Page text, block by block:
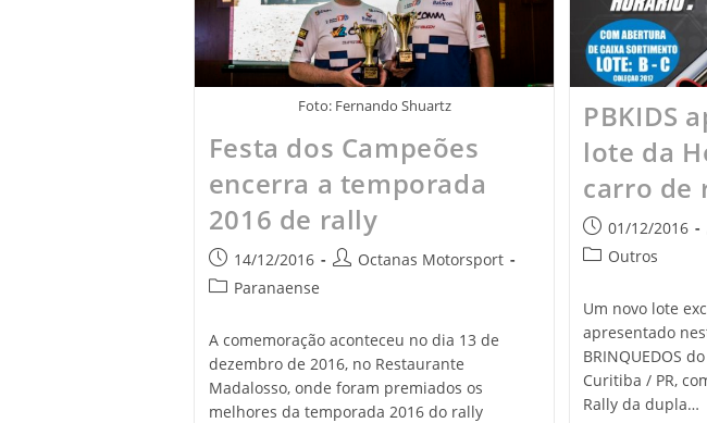
Foto: Fernando Shuartz
Festa dos Campeões
encerra a temporada
2016 de rally
14/12/2016
Octanas Motorsport
Paranaense
A comemoração aconteceu no dia 13 de
dezembro de 2016, no Restaurante
Madalosso, onde foram premiados os
melhores da temporada 2016 do rally
PBKIDS
lote da
carro de
01/12/2016
Outros
Um novo lote
apresentado
BRINQUEDOS
Curitiba / PR,
Rally da dupla…